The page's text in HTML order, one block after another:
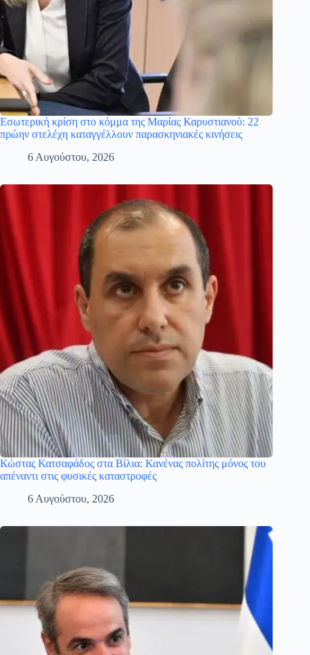
Εσωτερική κρίση στο κόμμα της Μαρίας Καρυστιανού: 22
πρώην στελέχη καταγγέλλουν παρασκηνιακές κινήσεις
6 Αυγούστου, 2026
Κώστας Κατσαφάδος στα Βίλια: Κανένας πολίτης μόνος του
απέναντι στις φυσικές καταστροφές
6 Αυγούστου, 2026